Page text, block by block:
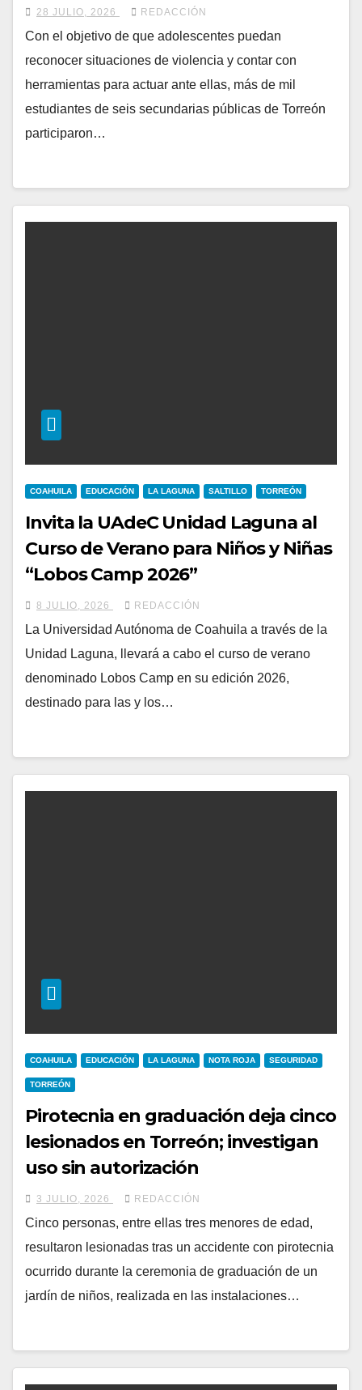
28 JULIO, 2026 REDACCIÓN
Con el objetivo de que adolescentes puedan
reconocer situaciones de violencia y contar con
herramientas para actuar ante ellas, más de mil
estudiantes de seis secundarias públicas de Torreón
participaron…
COAHUILA EDUCACIÓN LA LAGUNA SALTILLO TORREÓN
Invita la UAdeC Unidad Laguna al
Curso de Verano para Niños y Niñas
“Lobos Camp 2026”
8 JULIO, 2026 REDACCIÓN
La Universidad Autónoma de Coahuila a través de la
Unidad Laguna, llevará a cabo el curso de verano
denominado Lobos Camp en su edición 2026,
destinado para las y los…
COAHUILA EDUCACIÓN LA LAGUNA NOTA ROJA SEGURIDAD
TORREÓN
Pirotecnia en graduación deja cinco
lesionados en Torreón; investigan
uso sin autorización
3 JULIO, 2026 REDACCIÓN
Cinco personas, entre ellas tres menores de edad,
resultaron lesionadas tras un accidente con pirotecnia
ocurrido durante la ceremonia de graduación de un
jardín de niños, realizada en las instalaciones…